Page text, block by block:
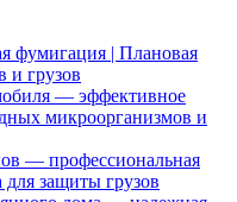
фумигация | Плановая
и грузов
— эффективное
микроорганизмов и
— профессиональная
для защиты грузов